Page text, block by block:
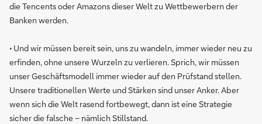
die Tencents oder Amazons dieser Welt zu Wettbewerbern der
Banken werden.
• Und wir müssen bereit sein, uns zu wandeln, immer wieder neu zu
erfinden, ohne unsere Wurzeln zu verlieren. Sprich, wir müssen
unser Geschäftsmodell immer wieder auf den Prüfstand stellen.
Unsere traditionellen Werte und Stärken sind unser Anker. Aber
wenn sich die Welt rasend fortbewegt, dann ist eine Strategie
sicher die falsche – nämlich Stillstand.